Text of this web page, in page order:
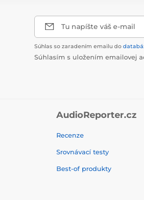
Tu napíšte váš e-mail
Súhlas so zaradením emailu do
Súhlasím s uložením emailovej
AudioReporter.cz
Recenze
Srovnávací testy
Best-of produkty